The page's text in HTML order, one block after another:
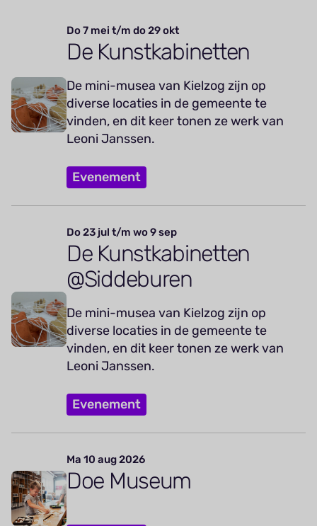
Do 7 mei t/m do 29 okt
De Kunstkabinetten
De mini-musea van Kielzog zijn op
diverse locaties in de gemeente te
vinden, en dit keer tonen ze werk van
Leoni Janssen.
Evenement
Do 23 jul t/m wo 9 sep
De Kunstkabinetten
@Siddeburen
De mini-musea van Kielzog zijn op
diverse locaties in de gemeente te
vinden, en dit keer tonen ze werk van
Leoni Janssen.
Evenement
Ma 10 aug 2026
Doe Museum